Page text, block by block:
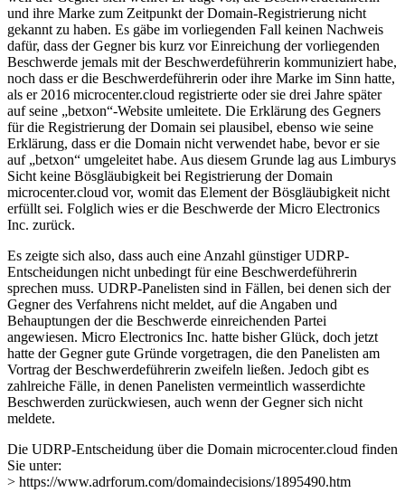
und ihre Marke zum Zeitpunkt der Domain-Registrierung nicht
gekannt zu haben. Es gäbe im vorliegenden Fall keinen Nachweis
dafür, dass der Gegner bis kurz vor Einreichung der vorliegenden
Beschwerde jemals mit der Beschwerdeführerin kommuniziert habe,
noch dass er die Beschwerdeführerin oder ihre Marke im Sinn hatte,
als er 2016 microcenter.cloud registrierte oder sie drei Jahre später
auf seine „betxon“-Website umleitete. Die Erklärung des Gegners
für die Registrierung der Domain sei plausibel, ebenso wie seine
Erklärung, dass er die Domain nicht verwendet habe, bevor er sie
auf „betxon“ umgeleitet habe. Aus diesem Grunde lag aus Limburys
Sicht keine Bösgläubigkeit bei Registrierung der Domain
microcenter.cloud vor, womit das Element der Bösgläubigkeit nicht
erfüllt sei. Folglich wies er die Beschwerde der Micro Electronics
Inc. zurück.
Es zeigte sich also, dass auch eine Anzahl günstiger UDRP-
Entscheidungen nicht unbedingt für eine Beschwerdeführerin
sprechen muss. UDRP-Panelisten sind in Fällen, bei denen sich der
Gegner des Verfahrens nicht meldet, auf die Angaben und
Behauptungen der die Beschwerde einreichenden Partei
angewiesen. Micro Electronics Inc. hatte bisher Glück, doch jetzt
hatte der Gegner gute Gründe vorgetragen, die den Panelisten am
Vortrag der Beschwerdeführerin zweifeln ließen. Jedoch gibt es
zahlreiche Fälle, in denen Panelisten vermeintlich wasserdichte
Beschwerden zurückwiesen, auch wenn der Gegner sich nicht
meldete.
Die UDRP-Entscheidung über die Domain microcenter.cloud finden
Sie unter:
> https://www.adrforum.com/domaindecisions/1895490.htm